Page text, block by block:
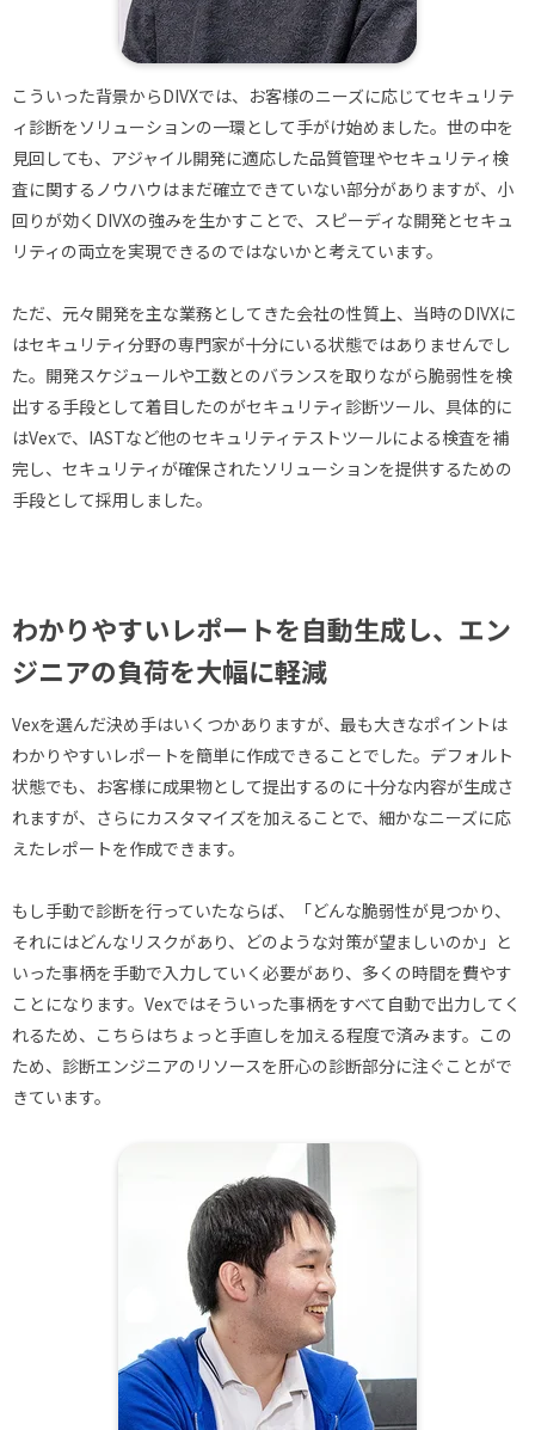
こういった背景からDIVXでは、お客様のニーズに応じてセキュリテ
ィ診断をソリューションの一環として手がけ始めました。世の中を
見回しても、アジャイル開発に適応した品質管理やセキュリティ検
査に関するノウハウはまだ確立できていない部分がありますが、小
回りが効くDIVXの強みを生かすことで、スピーディな開発とセキュ
リティの両立を実現できるのではないかと考えています。
ただ、元々開発を主な業務としてきた会社の性質上、当時のDIVXに
はセキュリティ分野の専門家が十分にいる状態ではありませんでし
た。開発スケジュールや工数とのバランスを取りながら脆弱性を検
出する手段として着目したのがセキュリティ診断ツール、具体的に
はVexで、IASTなど他のセキュリティテストツールによる検査を補
完し、セキュリティが確保されたソリューションを提供するための
手段として採用しました。
わかりやすいレポートを自動生成し、エン
ジニアの負荷を大幅に軽減
Vexを選んだ決め手はいくつかありますが、最も大きなポイントは
わかりやすいレポートを簡単に作成できることでした。デフォルト
状態でも、お客様に成果物として提出するのに十分な内容が生成さ
れますが、さらにカスタマイズを加えることで、細かなニーズに応
えたレポートを作成できます。
もし手動で診断を行っていたならば、「どんな脆弱性が見つかり、
それにはどんなリスクがあり、どのような対策が望ましいのか」と
いった事柄を手動で入力していく必要があり、多くの時間を費やす
ことになります。Vexではそういった事柄をすべて自動で出力してく
れるため、こちらはちょっと手直しを加える程度で済みます。この
ため、診断エンジニアのリソースを肝心の診断部分に注ぐことがで
きています。